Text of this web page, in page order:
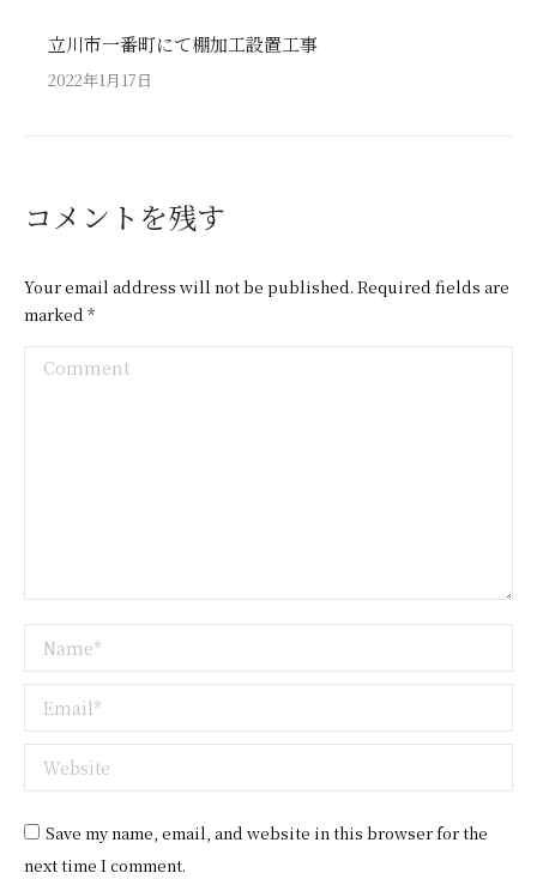
立川市一番町にて棚加工設置工事
2022年1月17日
コメントを残す
Your email address will not be published. Required fields are
marked*
Comment
Name *
Email *
Website
Save my name, email, and website in this browser for the
next time I comment.